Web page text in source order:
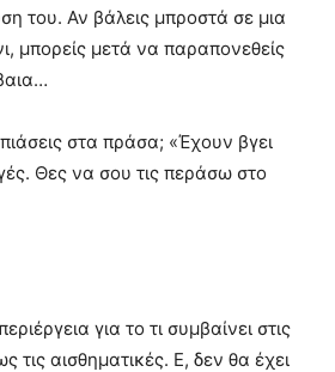
του. Αν βάλεις μπροστά σε μια
μπορείς μετά να παραπονεθείς
στα πράσα; «Έχουν βγει
Θες να σου τις περάσω στο
για το τι συμβαίνει στις
τις αισθηματικές. Ε, δεν θα έχει